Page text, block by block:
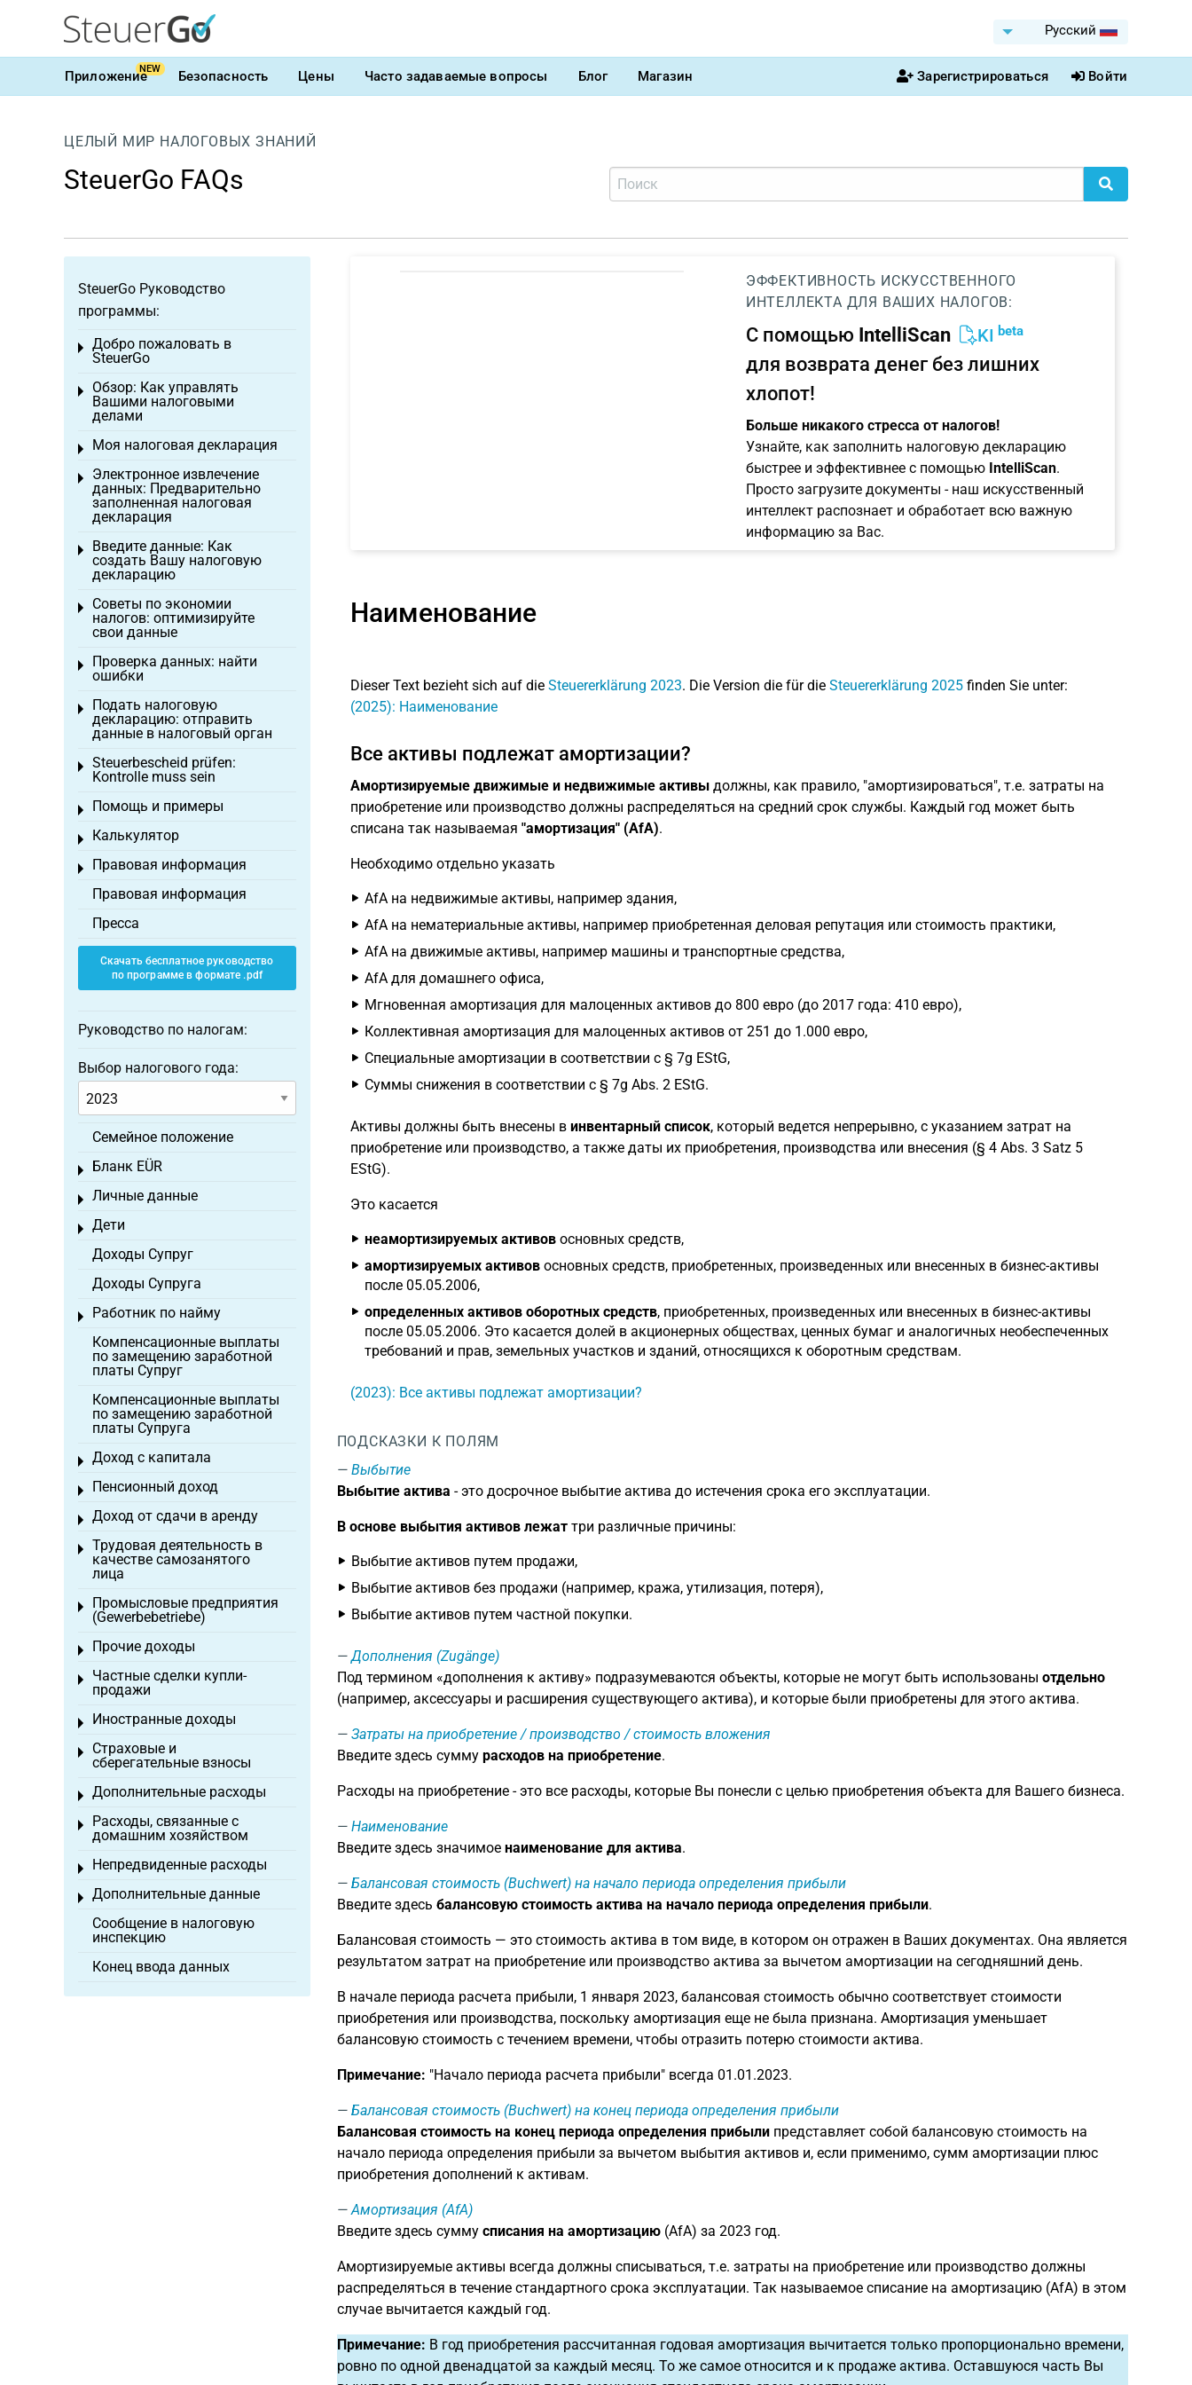
Pусский
ПриложениеNEW Безопасность Цены Часто задаваемые вопросы Блог Магазин Зарегистрироваться Войти
ЦЕЛЫЙ МИР НАЛОГОВЫХ ЗНАНИЙ
SteuerGo FAQs
ЭФФЕКТИВНОСТЬ ИСКУССТВЕННОГО
ИНТЕЛЛЕКТА ДЛЯ ВАШИХ НАЛОГОВ:
С помощью IntelliScan KI beta
для возврата денег без лишних
хлопот!
Больше никакого стресса от налогов!
Узнайте, как заполнить налоговую декларацию
быстрее и эффективнее с помощью IntelliScan.
Просто загрузите документы - наш искусственный
интеллект распознает и обработает всю важную
информацию за Вас.
Наименование
Dieser Text bezieht sich auf die Steuererklärung 2023. Die Version die für die Steuererklärung 2025finden Sie unter:
(2025): Наименование
Все активы подлежат амортизации?
Амортизируемые движимые и недвижимые активыдолжны, как правило, "амортизироваться", т.е. затраты на
приобретение или производство должны распределяться на средний срок службы. Каждый год может быть
списана так называемая "амортизация" (AfA).
Необходимо отдельно указать
AfA на недвижимые активы, например здания,
AfA на нематериальные активы, например приобретенная деловая репутация или стоимость практики,
AfA на движимые активы, например машины и транспортные средства,
AfA для домашнего офиса,
Мгновенная амортизация для малоценных активов до 800 евро (до 2017 года: 410 евро),
Коллективная амортизация для малоценных активов от 251 до 1.000 евро,
Специальные амортизации в соответствии с § 7g EStG,
Суммы снижения в соответствии с § 7g Abs. 2 EStG.
Активы должны быть внесены в инвентарный список, который ведется непрерывно, с указанием затрат на
приобретение или производство, а также даты их приобретения, производства или внесения (§ 4 Abs. 3 Satz 5
EStG).
Это касается
неамортизируемых активовосновных средств,
амортизируемых активовосновных средств, приобретенных, произведенных или внесенных в бизнес-активы
после 05.05.2006,
определенных активов оборотных средств, приобретенных, произведенных или внесенных в бизнес-активы
после 05.05.2006. Это касается долей в акционерных обществах, ценных бумаг и аналогичных необеспеченных
требований и прав, земельных участков и зданий, относящихся к оборотным средствам.
(2023): Все активы подлежат амортизации?
ПОДСКАЗКИ К ПОЛЯМ
Выбытие
Выбытие актива - это досрочное выбытие актива до истечения срока его эксплуатации.
В основе выбытия активов лежаттри различные причины:
Выбытие активов путем продажи,
Выбытие активов без продажи (например, кража, утилизация, потеря),
Выбытие активов путем частной покупки.
Дополнения (Zugänge)
Под термином «дополнения к активу» подразумеваются объекты, которые не могут быть использованы отдельно
(например, аксессуары и расширения существующего актива), и которые были приобретены для этого актива.
Затраты на приобретение / производство / стоимость вложения
Введите здесь сумму расходов на приобретение.
Расходы на приобретение - это все расходы, которые Вы понесли с целью приобретения объекта для Вашего бизнеса.
Наименование
Введите здесь значимое наименование для актива.
Балансовая стоимость (Buchwert) на начало периода определения прибыли
Введите здесь балансовую стоимость актива на начало периода определения прибыли.
Балансовая стоимость — это стоимость актива в том виде, в котором он отражен в Ваших документах. Она является
результатом затрат на приобретение или производство актива за вычетом амортизации на сегодняшний день.
В начале периода расчета прибыли, 1 января 2023, балансовая стоимость обычно соответствует стоимости
приобретения или производства, поскольку амортизация еще не была признана. Амортизация уменьшает
балансовую стоимость с течением времени, чтобы отразить потерю стоимости актива.
Примечание: "Начало периода расчета прибыли" всегда 01.01.2023.
Балансовая стоимость (Buchwert) на конец периода определения прибыли
Балансовая стоимость на конец периода определения прибылипредставляет собой балансовую стоимость на
начало периода определения прибыли за вычетом выбытия активов и, если применимо, сумм амортизации плюс
приобретения дополнений к активам.
Амортизация (AfA)
Введите здесь сумму списания на амортизацию(AfA) за 2023 год.
Амортизируемые активы всегда должны списываться, т.е. затраты на приобретение или производство должны
распределяться в течение стандартного срока эксплуатации. Так называемое списание на амортизацию (AfA) в этом
случае вычитается каждый год.
Примечание: В год приобретения рассчитанная годовая амортизация вычитается только пропорционально времени,
ровно по одной двенадцатой за каждый месяц. То же самое относится и к продаже актива. Оставшуюся часть Вы
SteuerGo Руководство
программы:
Добро пожаловать в
SteuerGo
Toggle menu
Обзор: Как управлять
Вашими налоговыми
делами
Toggle menu
Моя налоговая декларация
Toggle menu
Электронное извлечение
данных: Предварительно
заполненная налоговая
декларация
Toggle menu
Введите данные: Как
создать Вашу налоговую
декларацию
Toggle menu
Советы по экономии
налогов: оптимизируйте
свои данные
Toggle menu
Проверка данных: найти
ошибки
Toggle menu
Подать налоговую
декларацию: отправить
данные в налоговый орган
Toggle menu
Steuerbescheid prüfen:
Kontrolle muss sein
Toggle menu
Помощь и примеры
Toggle menu
Калькулятор
Toggle menu
Правовая информация
Toggle menu
Правовая информация
Пресса
Скачать бесплатное руководство
по программе в формате .pdf
Руководство по налогам:
Выбор налогового года:
Семейное положение
Бланк EÜR
Toggle menu
Личные данные
Toggle menu
Дети
Toggle menu
Доходы Супруг
Доходы Супруга
Работник по найму
Toggle menu
Компенсационные выплаты
по замещению заработной
платы Супруг
Компенсационные выплаты
по замещению заработной
платы Супруга
Доход с капитала
Toggle menu
Пенсионный доход
Toggle menu
Доход от сдачи в аренду
Toggle menu
Трудовая деятельность в
качестве самозанятого
лица
Toggle menu
Промысловые предприятия
(Gewerbebetriebe)
Toggle menu
Прочие доходы
Toggle menu
Частные сделки купли-
продажи
Toggle menu
Иностранные доходы
Toggle menu
Страховые и
сберегательные взносы
Toggle menu
Дополнительные расходы
Toggle menu
Расходы, связанные с
домашним хозяйством
Toggle menu
Непредвиденные расходы
Toggle menu
Дополнительные данные
Toggle menu
Сообщение в налоговую
инспекцию
Конец ввода данных